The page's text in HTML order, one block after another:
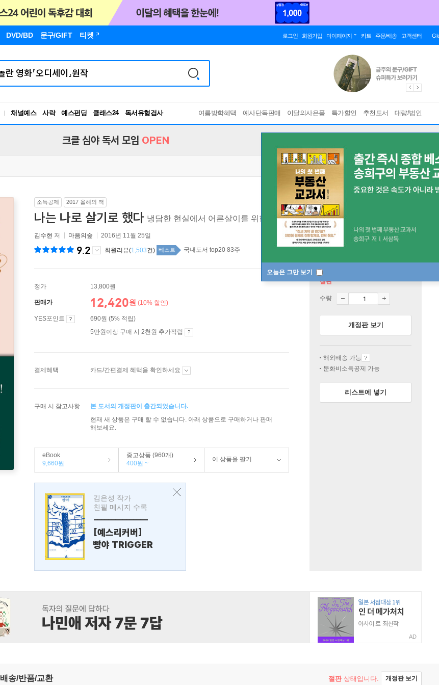
DVD/BD 문구/GIFT 티켓 로그인 회원가입 마이페이지 카트 주문/배송 고객센터
채널예스 사락 예스펀딩 클래스24
RBTI Lab
독서유형검사
여름방학혜택 예사단독판매 이달의사은품 특가할인 추천도서 대량/법인
오늘은 그만 보기
크클 심야 독서 모임 OPEN
소득공제 2017 올해의 책
나는 나로 살기로 했다 냉담한 현실에서 어른살이를 위한 to do list
김수현 저 마음의숲 2016년 11월 25일
9.2 회원리뷰(1,503건) 베스트 국내도서 top20 83주
정가 13,800원
판매가 12,420원 (10% 할인)
YES포인트
690원 (5% 적립)
5만원이상 구매 시 2천원 추가적립
결제혜택 카드/간편결제 혜택을 확인하세요
구매 시 참고사항
본 도서의 개정판이 출간되었습니다.
현재 새 상품은 구매 할 수 없습니다. 아래 상품으로 구매하거나 판매
해보세요.
eBook
9,660원
중고상품 (960개)
400원 ~
이 상품을 팔기
김은성 작가
친필 메시지 수록
---------------
[예스리커버]
빵야 TRIGGER
절판
수량
개정판 보기
해외배송 가능
문화비소득공제 가능
리스트에 넣기
AD
배송/반품/교환 절판상태입니다. 개정판 보기